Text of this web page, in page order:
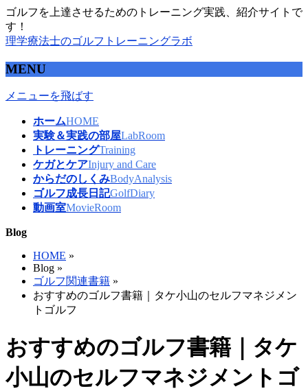
ゴルフを上達させるためのトレーニング実践、紹介サイトで
す！
理学療法士のゴルフトレーニングラボ
MENU
メニューを飛ばす
ホームHOME
実験＆実践の部屋LabRoom
トレーニングTraining
ケガとケアInjury and Care
からだのしくみBodyAnalysis
ゴルフ成長日記GolfDiary
動画室MovieRoom
Blog
HOME »
Blog »
ゴルフ関連書籍 »
おすすめのゴルフ書籍｜タケ小山のセルフマネジメン
トゴルフ
おすすめのゴルフ書籍｜タケ
小山のセルフマネジメントゴ